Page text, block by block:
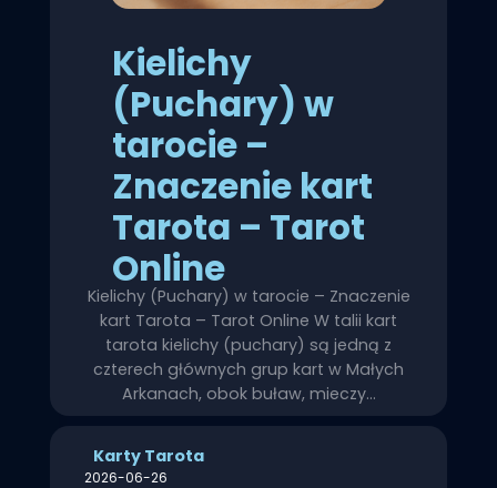
Kielichy
(Puchary) w
tarocie –
Znaczenie kart
Tarota – Tarot
Online
Kielichy (Puchary) w tarocie – Znaczenie
kart Tarota – Tarot Online W talii kart
tarota kielichy (puchary) są jedną z
czterech głównych grup kart w Małych
Arkanach, obok buław, mieczy…
Karty Tarota
2026-06-26